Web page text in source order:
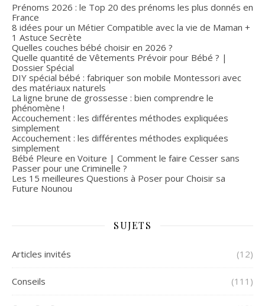
Prénoms 2026 : le Top 20 des prénoms les plus donnés en
France
8 idées pour un Métier Compatible avec la vie de Maman +
1 Astuce Secrète
Quelles couches bébé choisir en 2026 ?
Quelle quantité de Vêtements Prévoir pour Bébé ? |
Dossier Spécial
DIY spécial bébé : fabriquer son mobile Montessori avec
des matériaux naturels
La ligne brune de grossesse : bien comprendre le
phénomène !
Accouchement : les différentes méthodes expliquées
simplement
Accouchement : les différentes méthodes expliquées
simplement
Bébé Pleure en Voiture | Comment le faire Cesser sans
Passer pour une Criminelle ?
Les 15 meilleures Questions à Poser pour Choisir sa
Future Nounou
SUJETS
Articles invités (12)
Conseils (111)